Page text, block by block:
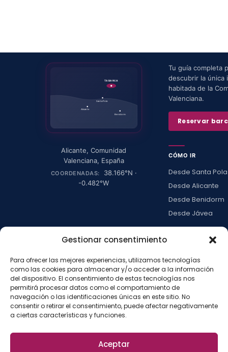
Gestionar consentimiento
Para ofrecer las mejores experiencias, utilizamos tecnologías
como las cookies para almacenar y/o acceder a la información
del dispositivo. El consentimiento de estas tecnologías nos
permitirá procesar datos como el comportamiento de
navegación o las identificaciones únicas en este sitio. No
consentir o retirar el consentimiento, puede afectar negativamente
a ciertas características y funciones.
Aceptar
TABARCA
Santa Pola
Alicante
Benidorm
Alicante,Comunidad
Valenciana, España
COORDENADAS: 38.166°N ·
-0.482°W
Tu guía completa
descubrir la única
habitada de la
Valenciana.
Reservar
CÓMO IR
Desde Santa Pola
Desde Alicante
Desde Benidorm
Desde Jávea
LA ISLA
Actividades
Blog
Con niños
Press kit